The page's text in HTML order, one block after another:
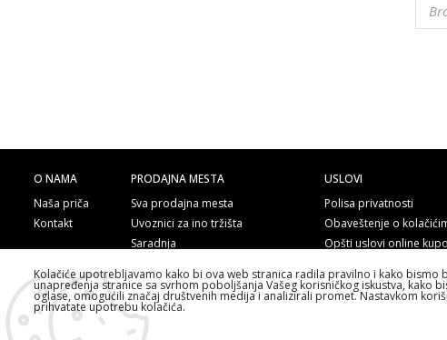
O NAMA
Naša priča
Kontakt
PRODAJNA MESTA
Sva prodajna mesta
Uvoznici za ino tržišta
Saradnja
USLOVI
Polisa privatnosti
Obaveštenje o
Opšti uslovi online
Kolačiće upotrebljavamo kako bi ova web stranica radila pravilno i kako bismo
unapređenja stranice sa svrhom poboljšanja Vašeg korisničkog iskustva, kako
oglase, omogućili značaj društvenih medija i analizirali promet. Nastavkom
prihvatate upotrebu kolačića.